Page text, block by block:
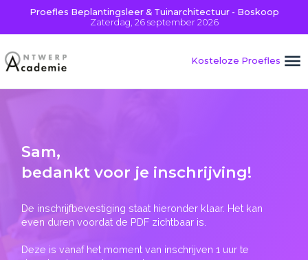
Proefles Beplantingsleer & Tuinarchitectuur - Boskoop
Zaterdag, 26 september 2026
Kosteloze Proefles
Sam,
bedankt voor je inschrijving!
De inschrijfbevestiging staat hieronder klaar. Het kan
even duren voordat de PDF zichtbaar is.
Deze is vanaf het moment van inschrijven 1 uur te